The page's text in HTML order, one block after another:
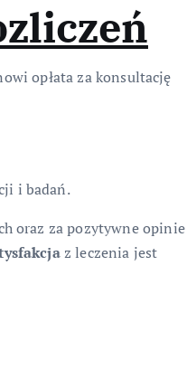
opłata za konsultację
i badań.
oraz za pozytywne opinie
z leczenia jest